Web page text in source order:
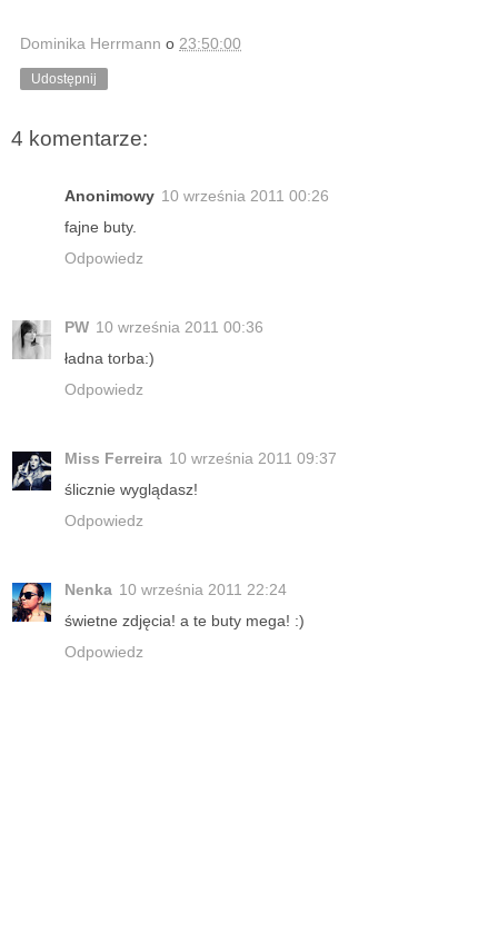
Dominika Herrmann o 23:50:00
Udostępnij
4 komentarze:
Anonimowy 10 września 2011 00:26
fajne buty.
Odpowiedz
PW 10 września 2011 00:36
ładna torba:)
Odpowiedz
Miss Ferreira 10 września 2011 09:37
ślicznie wyglądasz!
Odpowiedz
Nenka 10 września 2011 22:24
świetne zdjęcia! a te buty mega! :)
Odpowiedz